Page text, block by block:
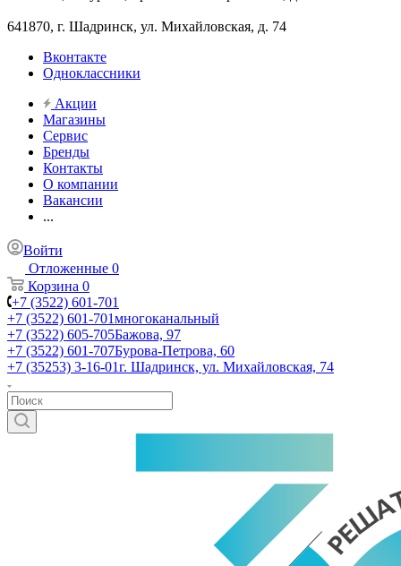
641870, г. Шадринск, ул. Михайловская, д. 74
Вконтакте
Одноклассники
Акции
Магазины
Сервис
Бренды
Контакты
О компании
Вакансии
...
Войти
Отложенные 0
Корзина 0
+7 (3522) 601-701
+7 (3522) 601-701многоканальный
+7 (3522) 605-705Бажова, 97
+7 (3522) 601-707Бурова-Петрова, 60
+7 (35253) 3-16-01г. Шадринск, ул. Михайловская, 74